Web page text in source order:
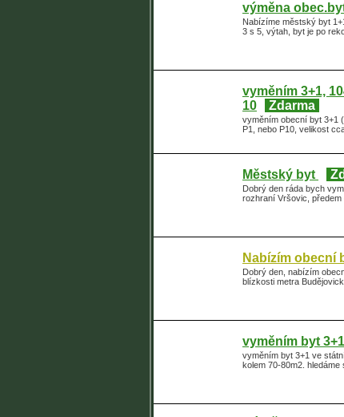
výměna
Nabízíme městský byt
3 s 5, výtah, byt je po
vyměním 3+1,
10
Zdarma
vyměním obecní byt 3+1
P1, nebo P10, velikost
Městský byt
Dobrý den ráda bych
rozhraní Vršovic,
Nabízím obecní
Dobrý den, nabízím
blízkosti metra
vyměním byt
vyměním byt 3+1 ve
kolem 70-80m2.